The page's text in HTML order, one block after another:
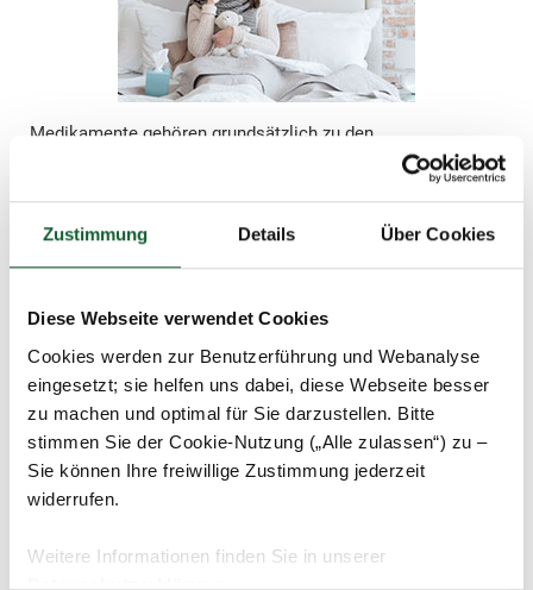
Zustimmung Details Über Cookies
Diese Webseite verwendet Cookies
Cookies werden zur Benutzerführung und Webanalyse
eingesetzt; sie helfen uns dabei, diese Webseite besser
zu machen und optimal für Sie darzustellen. Bitte
stimmen Sie der Cookie-Nutzung („Alle zulassen“) zu –
Sie können Ihre freiwillige Zustimmung jederzeit
widerrufen.
Weitere Informationen finden Sie in unserer
Datenschutzerklärung
Medikamente gehören grundsätzlich zu den
Krankheitskosten und somit zu den „außergewöhnlichen
Belastungen allgemeiner Art“. Das gilt allerdings nur, wenn
einem Heilpraktiker.
Ausnahme: Es liegt eine Dauermedikation für Arzneimittel
selbst gezahlt werden müssen. Dann genügt die einmalige
Verordnung, um die Zwangsläufigkeit nachzuweisen.
Wer also ohne vorherigen Arztbesuch die Medikamente
gegen die Erkältung kauft, kann die Aufwendungen nicht in
seiner Steuererklärung ansetzen. Das gilt übrigens auch für
Arzneimittel einer Reiseapotheke.
Tipp: